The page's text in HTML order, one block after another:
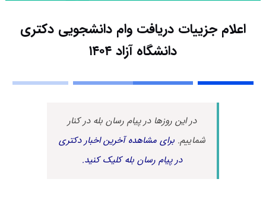
اعلام جزییات دریافت وام دانشجویی دکتری
دانشگاه آزاد ۱۴۰۴
در این روزها در پیام رسان بله در کنار
شماییم.برای مشاهده آخرین اخبار دکتری
در پیام رسان بله کلیک کنید.